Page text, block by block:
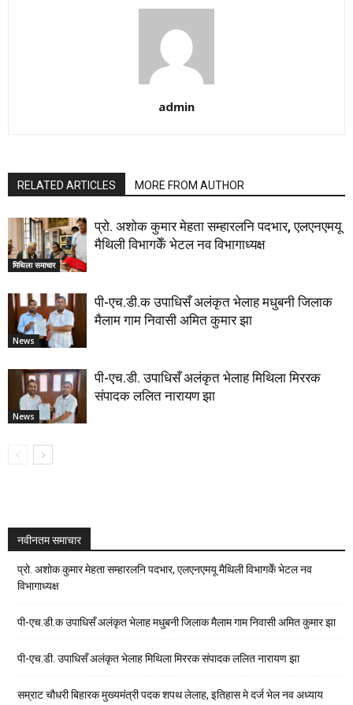
admin
RELATED ARTICLES MORE FROM AUTHOR
मिथिला समाचार
प्रो. अशोक कुमार मेहता सम्हारलनि पदभार, एलएनएमयू
मैथिली विभागकेँ भेटल नव विभागाध्यक्ष
News
पी-एच.डी.क उपाधिसँ अलंकृत भेलाह मधुबनी जिलाक
मैलाम गाम निवासी अमित कुमार झा
News
पी-एच.डी. उपाधिसँ अलंकृत भेलाह मिथिला मिररक
संपादक ललित नारायण झा
नवीनतम समाचार
प्रो. अशोक कुमार मेहता सम्हारलनि पदभार, एलएनएमयू मैथिली विभागकेँ भेटल नव
विभागाध्यक्ष
पी-एच.डी.क उपाधिसँ अलंकृत भेलाह मधुबनी जिलाक मैलाम गाम निवासी अमित कुमार झा
पी-एच.डी. उपाधिसँ अलंकृत भेलाह मिथिला मिररक संपादक ललित नारायण झा
सम्राट चौधरी बिहारक मुख्यमंत्री पदक शपथ लेलाह, इतिहास मे दर्ज भेल नव अध्याय